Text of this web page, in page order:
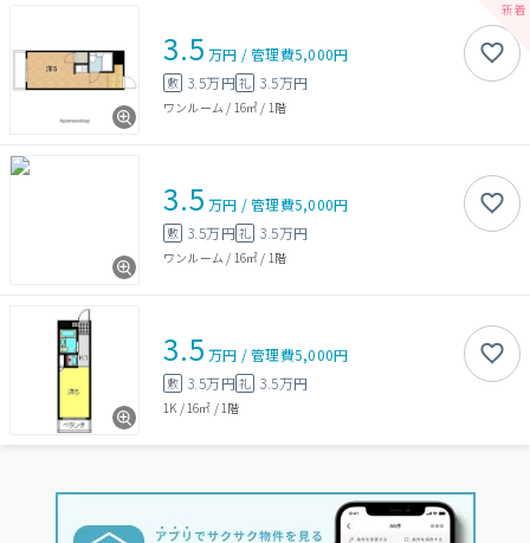
3.5 万円 /管理費5,000円
敷 3.5万円礼 3.5万円
ワンルーム / 16㎡ / 1階
3.5 万円 /管理費5,000円
敷 3.5万円礼 3.5万円
ワンルーム / 16㎡ / 1階
3.5 万円 /管理費5,000円
敷 3.5万円礼 3.5万円
1K / 16㎡ / 1階